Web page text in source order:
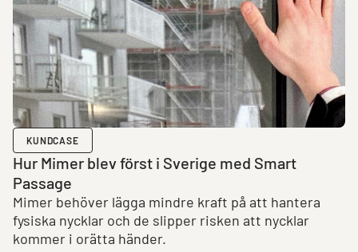
KUNDCASE
Hur Mimer blev först i Sverige med Smart
Passage
Mimer behöver lägga mindre kraft på att hantera
fysiska nycklar och de slipper risken att nycklar
kommer i orätta händer.